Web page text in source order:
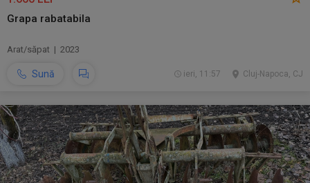
Grapa rabatabila
Arat/săpat | 2023
Sună Cluj-Napoca, CJ
ieri, 11:57